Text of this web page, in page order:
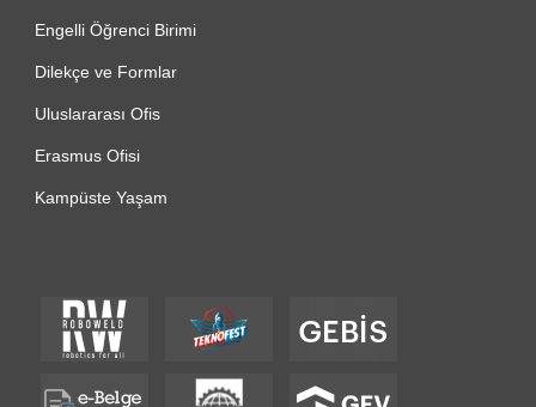
Engelli Öğrenci Birimi
Dilekçe ve Formlar
Uluslararası Ofis
Erasmus Ofisi
Kampüste Yaşam